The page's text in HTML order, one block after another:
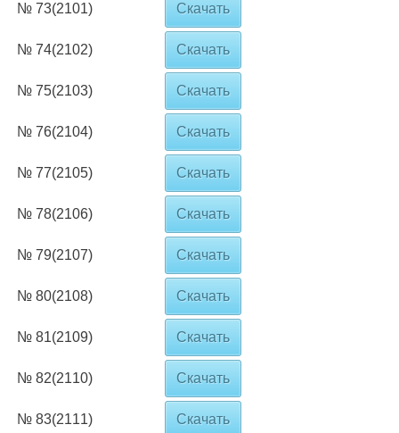
№ 73(2101) Скачать
№ 74(2102) Скачать
№ 75(2103) Скачать
№ 76(2104) Скачать
№ 77(2105) Скачать
№ 78(2106) Скачать
№ 79(2107) Скачать
№ 80(2108) Скачать
№ 81(2109) Скачать
№ 82(2110) Скачать
№ 83(2111) Скачать